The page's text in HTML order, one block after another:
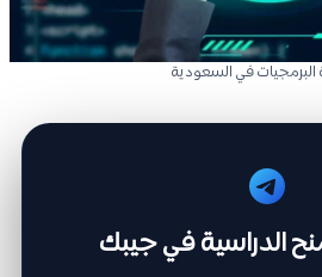
في السعودية
الدراسية في جيبك